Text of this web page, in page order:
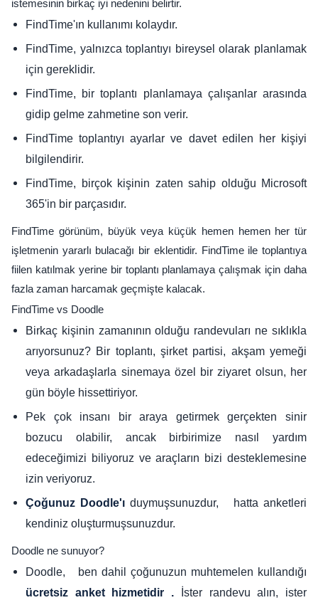
istemesinin birkaç iyi nedenini belirtir.
FindTime'ın kullanımı kolaydır.
FindTime, yalnızca toplantıyı bireysel olarak planlamak
için gereklidir.
FindTime, bir toplantı planlamaya çalışanlar arasında
gidip gelme zahmetine son verir.
FindTime toplantıyı ayarlar ve davet edilen her kişiyi
bilgilendirir.
FindTime, birçok kişinin zaten sahip olduğu Microsoft
365'in bir parçasıdır.
FindTime görünüm, büyük veya küçük hemen hemen her tür
işletmenin yararlı bulacağı bir eklentidir. FindTime ile toplantıya
fiilen katılmak yerine bir toplantı planlamaya çalışmak için daha
fazla zaman harcamak geçmişte kalacak.
FindTime vs Doodle
Birkaç kişinin zamanının olduğu randevuları ne sıklıkla
arıyorsunuz? Bir toplantı, şirket partisi, akşam yemeği
veya arkadaşlarla sinemaya özel bir ziyaret olsun, her
gün böyle hissettiriyor.
Pek çok insanı bir araya getirmek gerçekten sinir
bozucu olabilir, ancak birbirimize nasıl yardım
edeceğimizi biliyoruz ve araçların bizi desteklemesine
izin veriyoruz.
Çoğunuz Doodle'ı duymuşsunuzdur, hatta anketleri
kendiniz oluşturmuşsunuzdur.
Doodle ne sunuyor?
Doodle, ben dahil çoğunuzun muhtemelen kullandığı
ücretsiz anket hizmetidir . İster randevu alın, ister